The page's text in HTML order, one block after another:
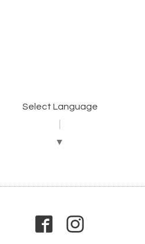
Select Language
▼